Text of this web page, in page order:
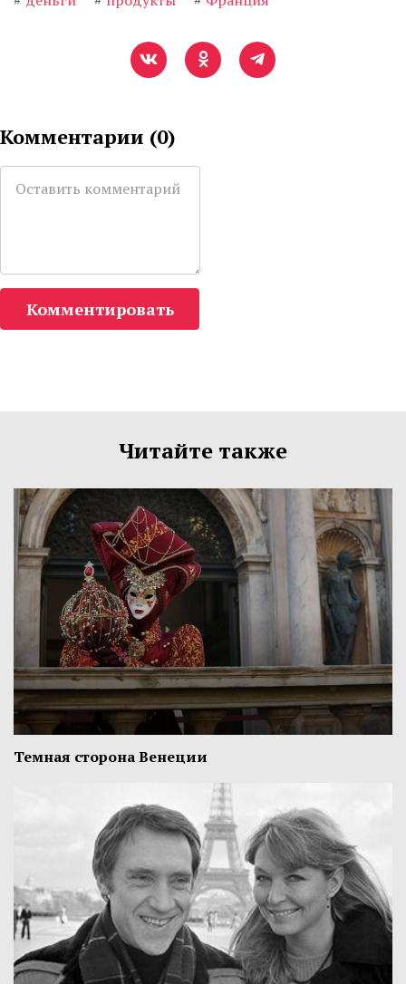
Комментарии (0)
Комментировать
Читайте также
Темная сторона Венеции